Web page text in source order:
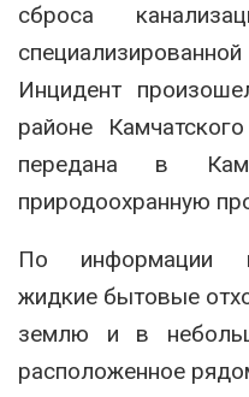
сброса
Инцидент
районе
передана в
природоохранную
По информации
жидкие бытовые
землю и в
расположенное